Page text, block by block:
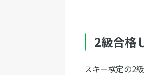
2級合格
スキー検定の2